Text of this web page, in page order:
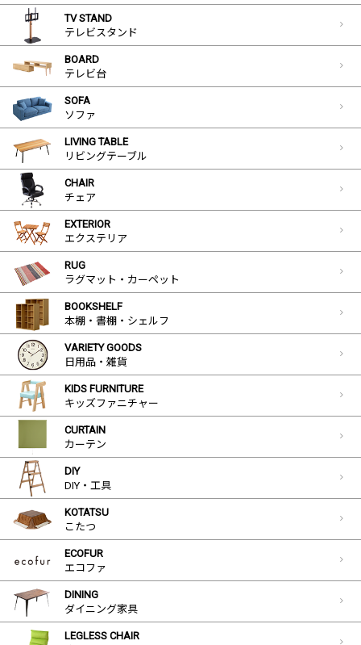
TV STAND
テレビスタンド
BOARD
テレビ台
SOFA
ソファ
LIVING TABLE
リビングテーブル
CHAIR
チェア
EXTERIOR
エクステリア
RUG
ラグマット・カーペット
BOOKSHELF
本棚・書棚・シェルフ
VARIETY GOODS
日用品・雑貨
KIDS FURNITURE
キッズファニチャー
CURTAIN
カーテン
DIY
DIY・工具
KOTATSU
こたつ
ECOFUR
エコファ
DINING
ダイニング家具
LEGLESS CHAIR